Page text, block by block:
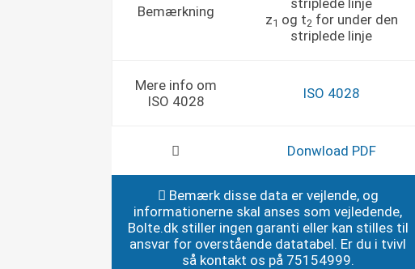
Bemærkning
striplede linje
z1 og t2 for under den
striplede linje
Mere info om
ISO 4028
ISO 4028
Donwload PDF
Bemærk disse data er vejlende, og
informationerne skal anses som vejledende,
Bolte.dk stiller ingen garanti eller kan stilles til
ansvar for overstående datatabel. Er du i tvivl
så kontakt os på 75154999.